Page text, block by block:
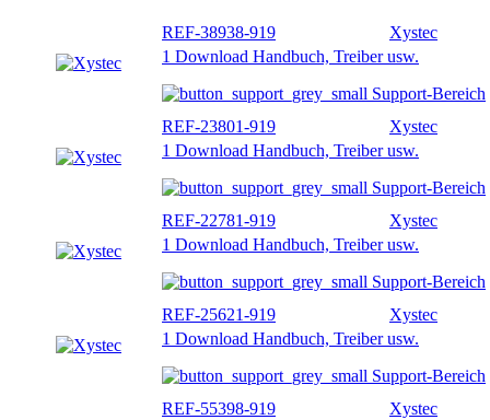
REF-38938-919
Xystec
1 Download Handbuch, Treiber usw.
Support-Bereich
REF-23801-919
Xystec
1 Download Handbuch, Treiber usw.
Support-Bereich
REF-22781-919
Xystec
1 Download Handbuch, Treiber usw.
Support-Bereich
REF-25621-919
Xystec
1 Download Handbuch, Treiber usw.
Support-Bereich
REF-55398-919
Xystec